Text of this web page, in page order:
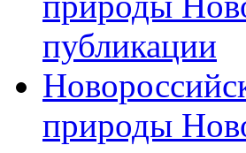
публикации
природы